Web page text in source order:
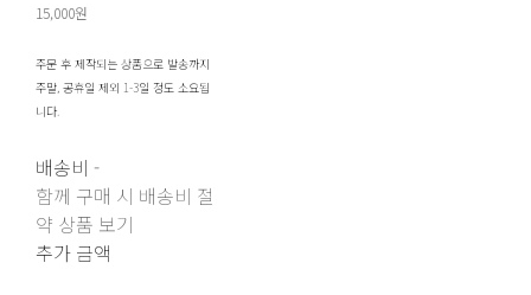
15,000원
주문 후 제작되는 상품으로 발송까지
주말, 공휴일 제외 1-3일 정도 소요됩
니다.
배송비 -
함께 구매 시 배송비 절
약 상품 보기
추가 금액